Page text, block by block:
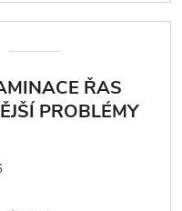
ŘAS
PROBLÉMY